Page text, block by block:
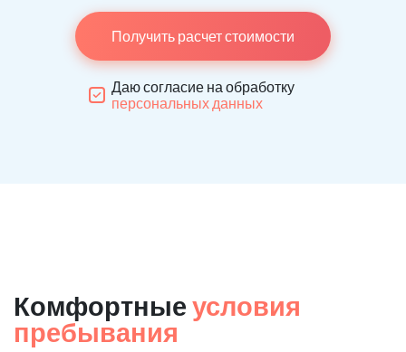
Получить расчет стоимости
Даю согласие на обработку
персональных данных
Комфортные условия
пребывания